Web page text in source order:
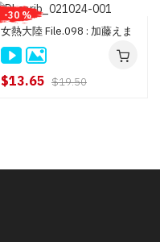
-30 %
女熱大陸 File.098 : 加藤えま
$13.65 $19.50